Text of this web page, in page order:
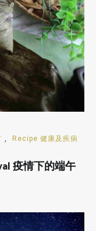
,
Recipe 健康及疾病
疫情下的端午